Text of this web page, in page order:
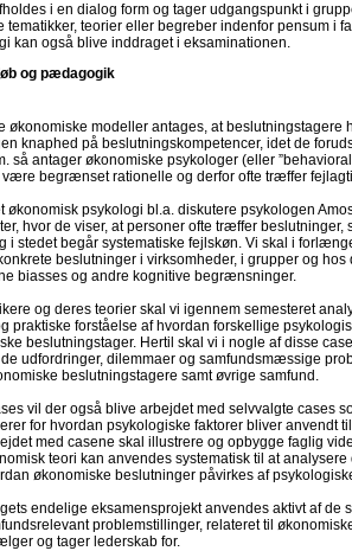
i en dialog form og tager udgangspunkt i
teorier eller begreber indenfor pensum i
kan også blive inddraget i eksaminationen.
og pædagogik
økonomiske modeller antages, at
knaphed på beslutningskompetencer, idet de
så antager økonomiske psykologer (eller
begrænset rationelle og derfor ofte træffer
økonomisk psykologi bl.a. diskutere psykologen
hvor de viser, at personer ofte træffer beslutninger,
i stedet begår systematiske fejlskøn. Vi skal i
beslutninger i virksomheder, i grupper og
biasses og andre kognitive begrænsninger.
og deres teorier skal vi igennem semesteret
praktiske forståelse af hvordan forskellige
beslutningstager. Hertil skal vi i nogle af disse
udfordringer, dilemmaer og samfundsmæssige
beslutningstagere samt øvrige samfund.
vil der også blive arbejdet med selvvalgte cases
for hvordan psykologiske faktorer bliver anvendt
med casene skal illustrere og opbygge faglig
teori kan anvendes systematisk til at
økonomiske beslutninger påvirkes af
endelige eksamensprojekt anvendes aktivt af de
problemstillinger, relateret til
og tager lederskab for.